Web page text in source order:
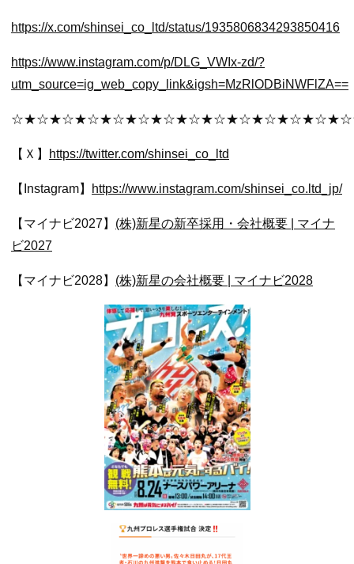
https://x.com/shinsei_co_ltd/status/1935806834293850416
https://www.instagram.com/p/DLG_VWIx-zd/?
utm_source=ig_web_copy_link&igsh=MzRlODBiNWFlZA==
【Ｘ】 https://twitter.com/shinsei_co_ltd
【Instagram】 https://www.instagram.com/shinsei_co.ltd_jp/
【マイナビ2027】 (株)新星の新卒採用・会社概要 | マイナ
ビ2027
【マイナビ2028】 (株)新星の会社概要 | マイナビ2028